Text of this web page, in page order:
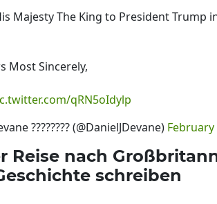
Majesty The King to President Trump
Most Sincerely,
qRN5oIdylp
???????? (@DanielJDevane) February
Reise nach
schreiben